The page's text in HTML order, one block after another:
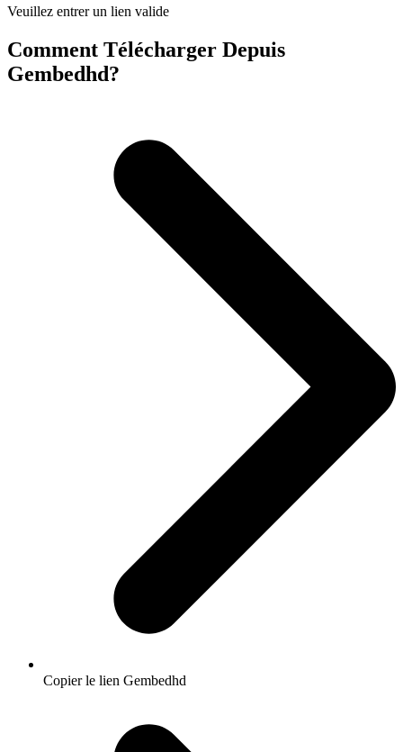
Veuillez entrer un lien valide
Comment Télécharger Depuis
Gembedhd?
Copier le lien Gembedhd